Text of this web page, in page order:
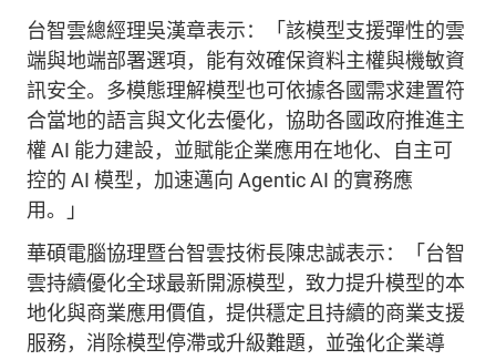
台智雲總經理吳漢章表示：「該模型支援彈性的雲
端與地端部署選項，能有效確保資料主權與機敏資
訊安全。多模態理解模型也可依據各國需求建置符
合當地的語言與文化去優化，協助各國政府推進主
權AI 能力建設，並賦能企業應用在地化、自主可
控的 AI 模型，加速邁向 Agentic AI 的實務應
用。」
華碩電腦協理暨台智雲技術長陳忠誠表示：「台智
雲持續優化全球最新開源模型，致力提升模型的本
地化與商業應用價值，提供穩定且持續的商業支援
服務，消除模型停滯或升級難題，並強化企業導